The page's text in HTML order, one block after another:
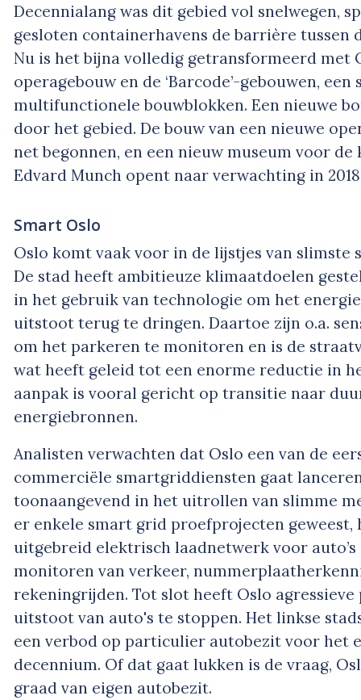
Decennialang was dit gebied vol snelwegen,
gesloten containerhavens de barrière tussen
Nu is het bijna volledig getransformeerd met
operagebouw en de ‘Barcode’-gebouwen, een
multifunctionele bouwblokken. Een nieuwe
door het gebied. De bouw van een nieuwe
net begonnen, en een nieuw museum voor
Edvard Munch opent naar verwachting in
Smart Oslo
Oslo komt vaak voor in de lijstjes van slimste
De stad heeft ambitieuze klimaatdoelen
in het gebruik van technologie om het
uitstoot terug te dringen. Daartoe zijn o.a.
om het parkeren te monitoren en is de
wat heeft geleid tot een enorme reductie in
aanpak is vooral gericht op transitie naar
energiebronnen.
Analisten verwachten dat Oslo een van de
commerciële smartgriddiensten gaat
toonaangevend in het uitrollen van slimme
er enkele smart grid proefprojecten geweest,
uitgebreid elektrisch laadnetwerk voor
monitoren van verkeer,
rekeningrijden. Tot slot heeft Oslo agressieve
uitstoot van auto's te stoppen. Het linkse
een verbod op particulier autobezit voor het
decennium. Of dat gaat lukken is de vraag,
graad van eigen autobezit.